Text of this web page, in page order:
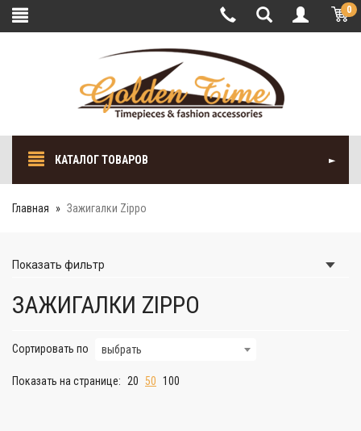
0
КАТАЛОГ ТОВАРОВ
Главная Зажигалки Zippo
Показать фильтр
ЗАЖИГАЛКИ ZIPPO
Сортировать по выбрать
Показать на странице: 20 50 100